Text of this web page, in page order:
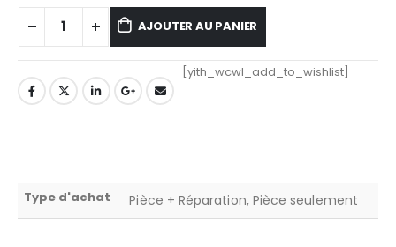
AJOUTER AU PANIER
[yith_wcwl_add_to_wishlist]
Type d'achat Pièce + Réparation, Pièce seulement